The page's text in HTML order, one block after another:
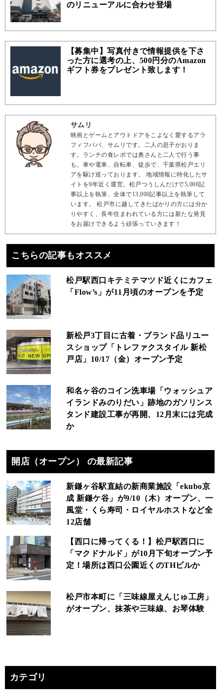
のリニューアルに合わせ登場
【募集中】写真付きで情報提供を下さ
った方に選考の上、500円分のAmazon
ギフト券をプレゼント致します！
サムリ
映画とゲームとアウトドアをこよなく愛するアラ
フィフパパ、サムリです。二人の息子がおりま
す。ランチの食レポでは奥さんと二人で行う事
も。車や電車、自転車、徒歩で、千葉県松戸エリ
アを駆け巡っております。 地域情報に特化したサ
イトを9年近く運営。松戸つうしんだけで5,000記
事以上を執筆、全体で13,000記事以上を執筆して
います。 松戸市に越してきたばかりの方には分か
りやすく、長年住まわれている方には新たな発見
をお届けできるよう頑張っていきます！
こちらの記事もオススメ
松戸駅西口キテミテマツド近くにカフェ
「Flow’s」が11月頃のオープンを予定
新松戸3丁目に古着・ブランド品リユー
スショップ「トレファクスタイル 新松
戸店」10/17（金）オープン予定
和名ヶ谷のコイン洗車場「ウォッシュア
イランドみのりだい」跡地のガソリンス
タンド建設工事が再開、12月末には完成
か
開店（オープン） の最新記事
新鎌ヶ谷駅直結の新商業施設「ekubo京
成 新鎌ケ谷」が9/10（木）オープン、一
風堂・くら寿司・ロイヤルホストなど全
12店舗
【西口に帰ってくる！】松戸駅西口に
「マクドナルド」が10月下旬オープン予
定！場所は西口公園近くのTHビルか
松戸市本町に「三味線屋えんじゅ工房」
がオープン、抹茶や三味線、お琴体験
カテゴリ